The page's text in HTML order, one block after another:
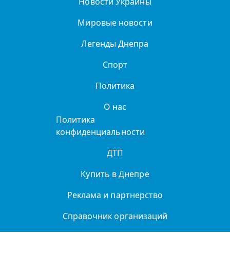
Мировые новости
Легенды Днепра
Спорт
Политика
О нас
Политика
конфиденциальности
ДТП
Купить в Днепре
Реклама и партнерство
Справочник организаций